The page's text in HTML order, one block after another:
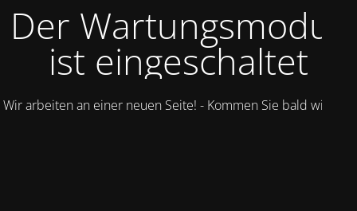
Der Wartungsmodus
ist eingeschaltet
Wir arbeiten an einer neuen Seite! - Kommen Sie bald wieder.